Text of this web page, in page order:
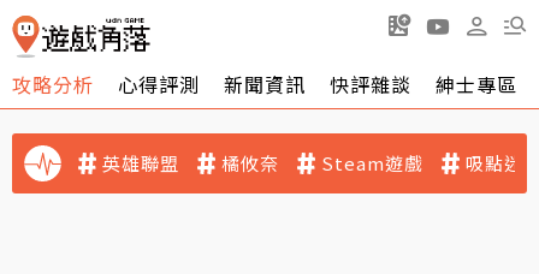
攻略分析 心得評測 新聞資訊 快評雜談 紳士專區
英雄聯盟 橘攸奈 Steam遊戲 吸點迷